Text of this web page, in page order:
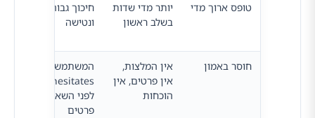
טופס ארוך מדי
יותר מדי שדות
בשלב ראשון
חיכוך גבוה
ונטישה
חוסר באמון
אין המלצות,
אין פרטים, אין
הוכחות
המשתמש
hesitates
לפני השארת
פרטים